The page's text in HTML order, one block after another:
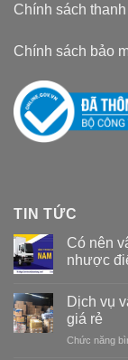
Chính sách
Chính sách bảo
TIN TỨC
Có nên
nhược
Dịch vụ
giá rẻ
Chức năng